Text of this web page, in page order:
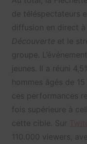
de téléspectateurs
diffusion en direct à
Découverte et le
groupe.
jeunes. Il a réuni
hommes âgés de
ces performances
fois supérieure à
cette cible. Sur
110.000 viewers,